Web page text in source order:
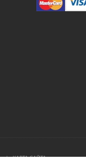
КАРТА САЙТА